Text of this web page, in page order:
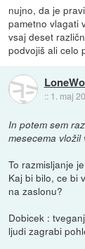
nujno, da je
pametno vlagati
vsaj deset
podvojiš ali celo
:: 1. maj
In potem sem
mesecema
To razmisljanje
Kaj bi bilo, ce bi
na zaslonu?
Dobicek :
ljudi zagrabi